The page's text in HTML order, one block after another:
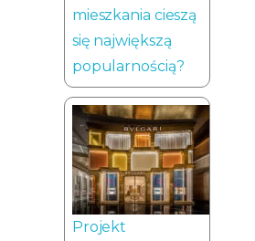
mieszkania cieszą
się największą
popularnością?
Projekt